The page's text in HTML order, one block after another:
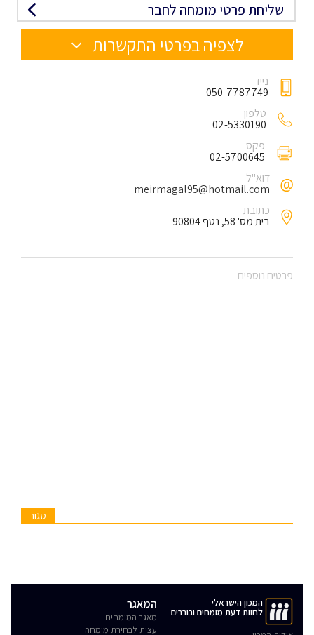
שליחת פרטי מומחה לחבר
לצפיה בפרטי התקשרות
נייד
050-7787749
טלפון
02-5330190
פקס
02-5700645
דוא"ל
meirmagal95@hotmail.com
כתובת
בית מס' 58, נטף 90804
פרטים נוספים
סגור
המכון הישראלי
לחוות דעת מומחים ובוררים
המאגר
מאגר המומחים
עצות לבחירת מומחה